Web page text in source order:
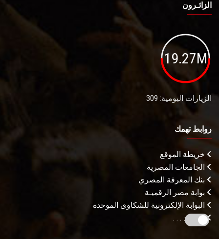
الزائـرون
19.27M
الزيارات اليومية: 309
روابط تهمك
خريطة الموقع
الجامعات المصرية
بنك المعرفة المصري
بوابة مصر الرقميـة
البوابة الإلكترونية للشكاوى الموحدة
المزيـد . . .